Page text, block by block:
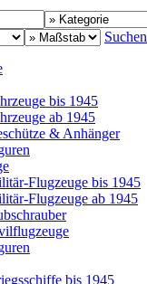
Suchen
bis 1945
ab 1945
& Anhänger
Flugzeuge bis 1945
Flugzeuge ab 1945
bis 1945